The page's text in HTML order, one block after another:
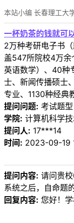
本站小编 长春理工大
一杯奶茶的钱就可
2万种考研电子书
盖547所院校4万余
英语数学）、40种
士、新闻传播硕士
专业、1130种经典
提问问题: 考试题型
学院: 计算机科学
提问人: 17***14
时间: 2023-09-19
提问内容: 请问贵
系统之后，自命题
回复内容: 您好！